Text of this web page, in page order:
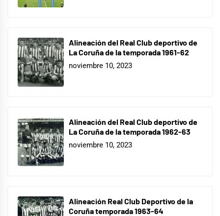
Alineación del Real Club deportivo de
La Coruña de la temporada 1961-62
noviembre 10, 2023
Alineación del Real Club deportivo de
La Coruña de la temporada 1962-63
noviembre 10, 2023
Alineación Real Club Deportivo de la
Coruña temporada 1963-64